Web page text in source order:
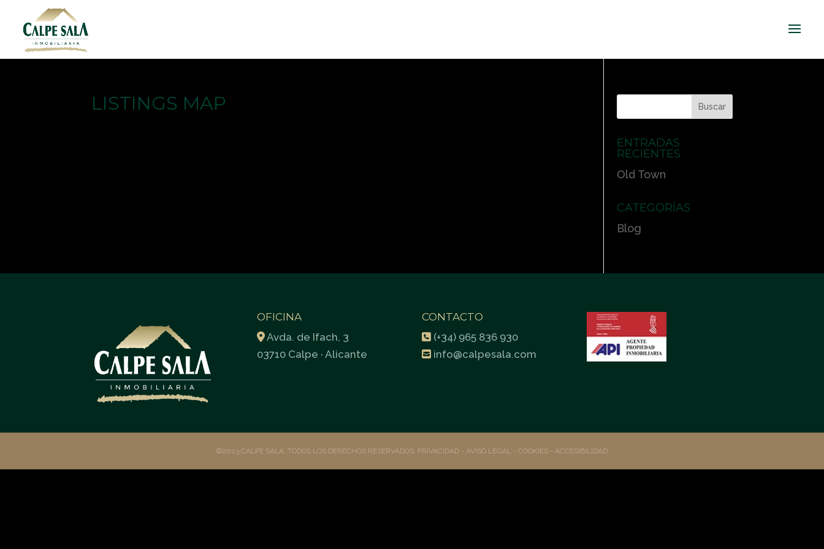
LISTINGS MAP
ENTRADAS
RECIENTES
Old Town
CATEGORÍAS
Blog
OFICINA
Avda. de Ifach, 3
03710 Calpe · Alicante
CONTACTO
(+34) 965 836 930
info@calpesala.com
©2023 CALPE SALA. TODOS LOS DERECHOS RESERVADOS. PRIVACIDAD - AVISO LEGAL - COOKIES - ACCESIBILIDAD